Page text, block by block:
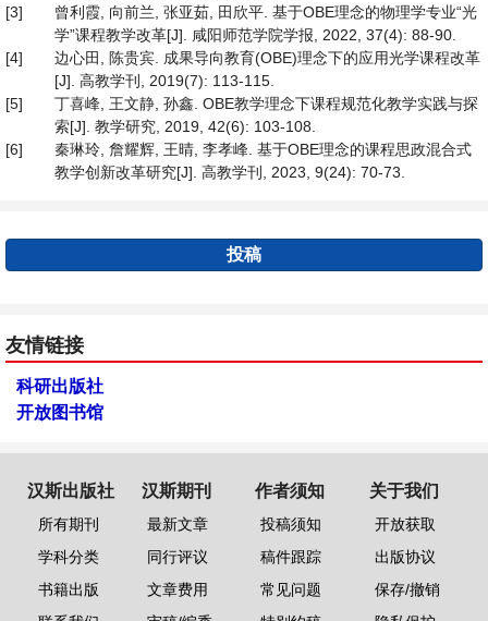
[3]
曾利霞, 向前兰, 张亚茹, 田欣平. 基于OBE理念的物理学专业“光
学”课程教学改革[J]. 咸阳师范学院学报, 2022, 37(4): 88-90.
[4]
边心田, 陈贵宾. 成果导向教育(OBE)理念下的应用光学课程改革
[J]. 高教学刊, 2019(7): 113-115.
[5]
丁喜峰, 王文静, 孙鑫. OBE教学理念下课程规范化教学实践与探
索[J]. 教学研究, 2019, 42(6): 103-108.
[6]
秦琳玲, 詹耀辉, 王晴, 李孝峰. 基于OBE理念的课程思政混合式
教学创新改革研究[J]. 高教学刊, 2023, 9(24): 70-73.
投稿
友情链接
科研出版社
开放图书馆
汉斯出版社
所有期刊
学科分类
书籍出版
汉斯期刊
最新文章
同行评议
文章费用
作者须知
投稿须知
稿件跟踪
常见问题
关于我们
开放获取
出版协议
保存/撤销